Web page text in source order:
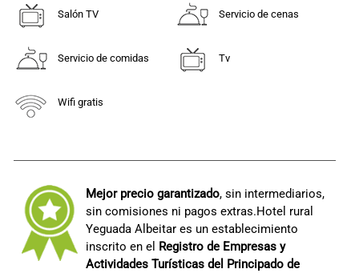
Salón TV Servicio de cenas
Servicio de comidas Tv
Wifi gratis
Mejor precio garantizado, sin intermediarios,
sin comisiones ni pagos extras.Hotel rural
Yeguada Albeitar es un establecimiento
inscrito en el Registro de Empresas y
Actividades Turísticas del Principado de